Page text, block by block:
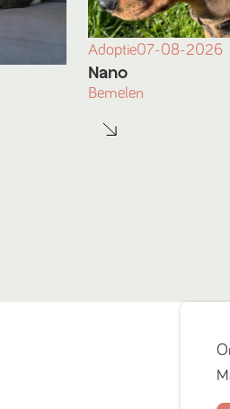
Adoptie07-08-2026
Nano
Bemelen